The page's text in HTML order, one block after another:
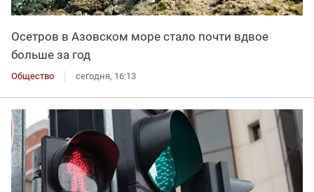
Осетров в Азовском море стало почти вдвое
больше за год
Общество сегодня, 16:13